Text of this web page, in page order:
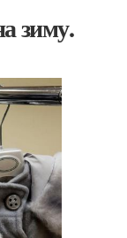
зиму.